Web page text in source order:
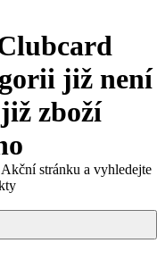
již není
zboží
stránku a vyhledejte